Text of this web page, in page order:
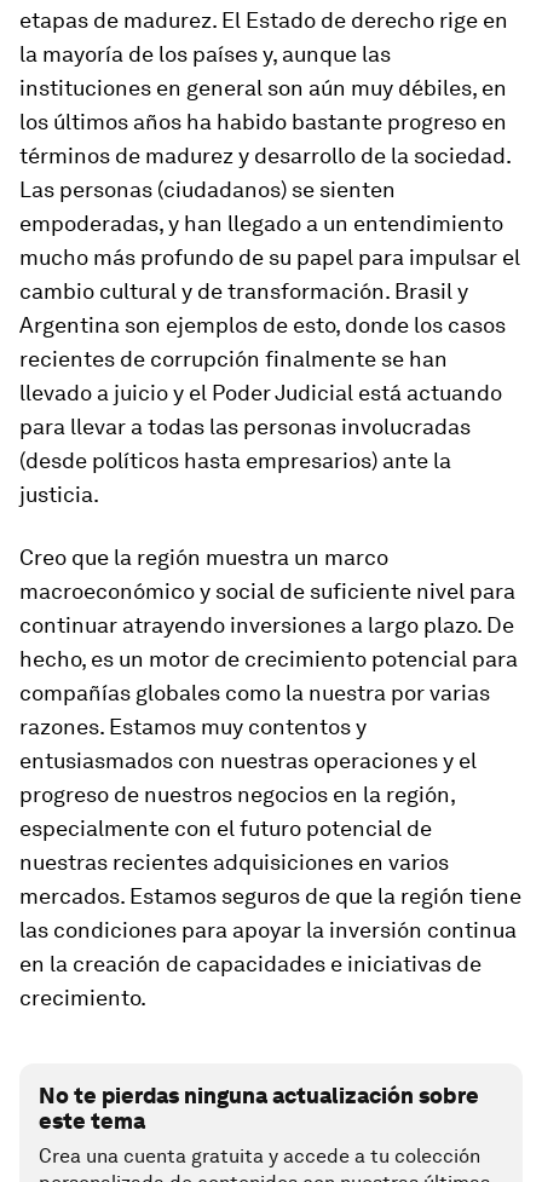
etapas de madurez. El Estado de derecho rige en
la mayoría de los países y, aunque las
instituciones en general son aún muy débiles, en
los últimos años ha habido bastante progreso en
términos de madurez y desarrollo de la sociedad.
Las personas (ciudadanos) se sienten
empoderadas, y han llegado a un entendimiento
mucho más profundo de su papel para impulsar el
cambio cultural y de transformación. Brasil y
Argentina son ejemplos de esto, donde los casos
recientes de corrupción finalmente se han
llevado a juicio y el Poder Judicial está actuando
para llevar a todas las personas involucradas
(desde políticos hasta empresarios) ante la
justicia.
Creo que la región muestra un marco
macroeconómico y social de suficiente nivel para
continuar atrayendo inversiones a largo plazo. De
hecho, es un motor de crecimiento potencial para
compañías globales como la nuestra por varias
razones. Estamos muy contentos y
entusiasmados con nuestras operaciones y el
progreso de nuestros negocios en la región,
especialmente con el futuro potencial de
nuestras recientes adquisiciones en varios
mercados. Estamos seguros de que la región tiene
las condiciones para apoyar la inversión continua
en la creación de capacidades e iniciativas de
crecimiento.
No te pierdas ninguna actualización sobre
este tema
Crea una cuenta gratuita y accede a tu colección